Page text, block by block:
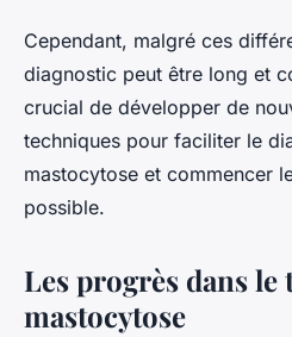
Cependant, malgré ces
diagnostic peut être long et
crucial de développer de
techniques pour faciliter le
mastocytose et commencer
possible.
Les progrès dans
mastocytose